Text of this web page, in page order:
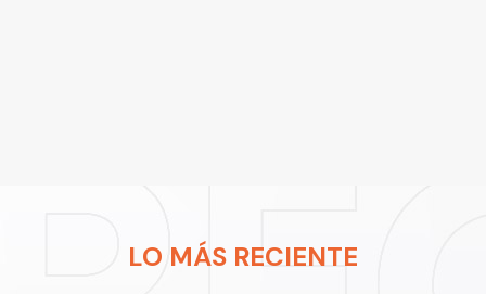
LO MÁS RECIENTE